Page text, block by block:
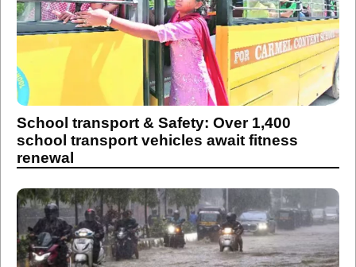
School transport & Safety: Over 1,400
school transport vehicles await fitness
renewal